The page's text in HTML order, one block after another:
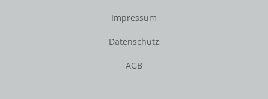
Impressum
Datenschutz
AGB